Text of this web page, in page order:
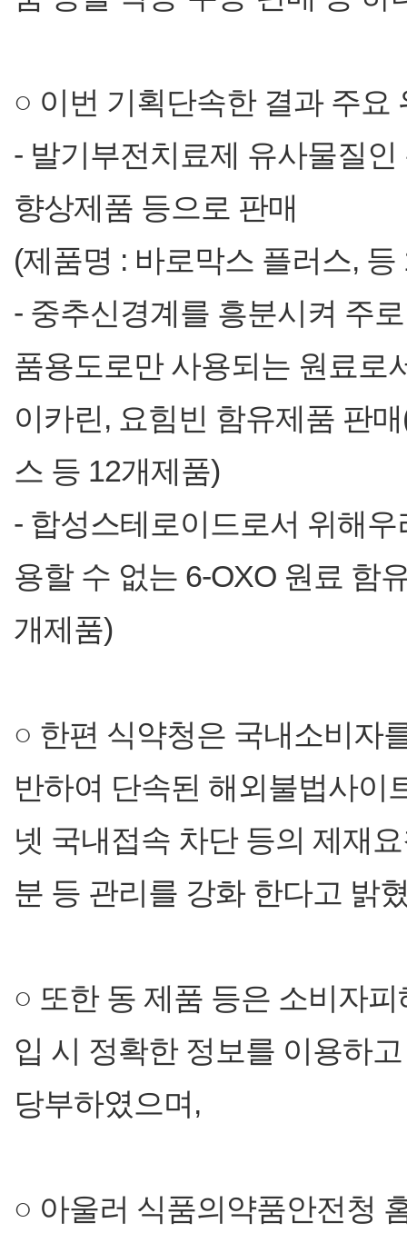
○ 이번 기획단속한 결과 주요
- 발기부전치료제 유사물질
향상제품 등으로 판매
(제품명 : 바로막스 플러스, 등
- 중추신경계를 흥분시켜 주
품용도로만 사용되는 원료로
이카린, 요힘빈 함유제품 판
스 등 12개제품)
- 합성스테로이드로서 위해
용할 수 없는 6-OXO 원료 함
개제품)
○ 한편 식약청은 국내소비자
반하여 단속된 해외불법사이
넷 국내접속 차단 등의 제재
분 등 관리를 강화 한다고 밝
○ 또한 동 제품 등은 소비자
입 시 정확한 정보를 이용하
당부하였으며,
○ 아울러 식품의약품안전청